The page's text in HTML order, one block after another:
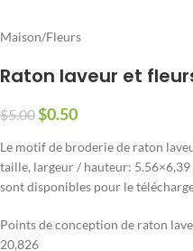
Maison/Fleurs
Raton laveur et
$5.00$0.50
Le motif de broderie de raton
taille, largeur / hauteur:
sont disponibles pour le
Points de conception de raton
20,826